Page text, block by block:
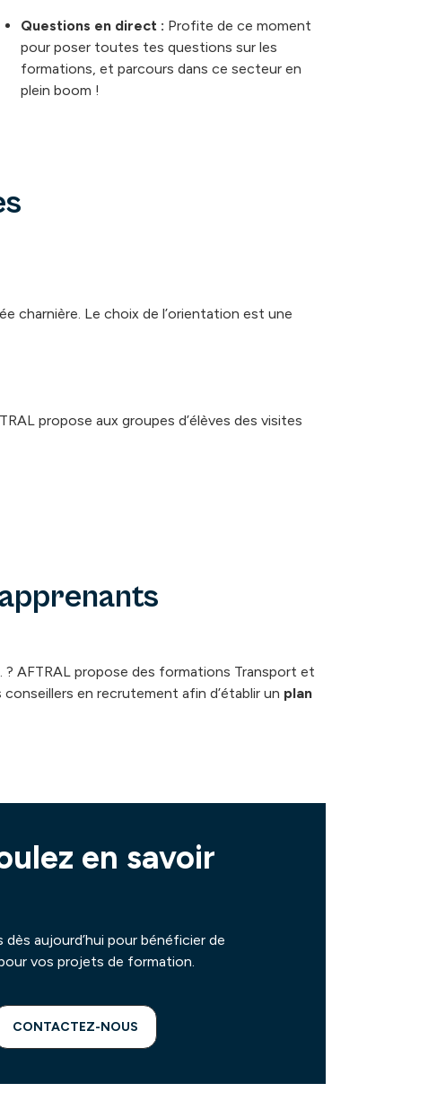
Questions en direct : Profite de ce moment
pour poser toutes tes questions sur les
formations, et parcours dans ce secteur en
plein boom !
charnière. Le choix de l’orientation est une
propose aux groupes d’élèves des visites
AFTRAL propose des formations Transport et
en recrutement afin d’établir un plan
en savoir
aujourd’hui pour bénéficier de
vos projets de formation.
CONTACTEZ-NOUS